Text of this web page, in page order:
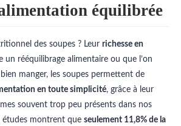
équilibrée
des soupes ? Leur richesse en
un rééquilibrage alimentaire ou que l’on
manger, les soupes permettent de
en toute simplicité, grâce à leur
souvent trop peu présents dans nos
études montrent que seulement 11,8% de la